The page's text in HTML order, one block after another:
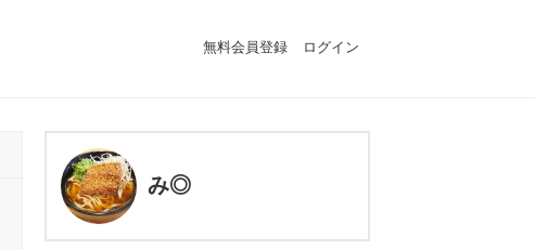
無料会員登録 ログイン
み◎